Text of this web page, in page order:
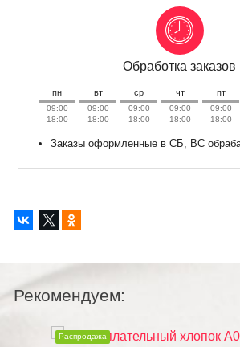
Обработка заказов
пн вт ср чт пт
09:00
18:00
09:00
18:00
09:00
18:00
09:00
18:00
09:00
18:00
Заказы оформленные в СБ, ВС
Рекомендуем:
Распродажа